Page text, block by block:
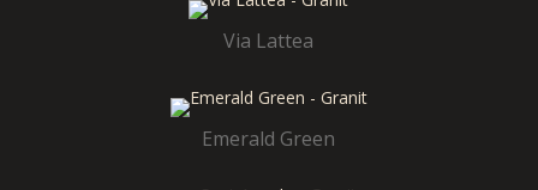
Via Lattea
Emerald Green